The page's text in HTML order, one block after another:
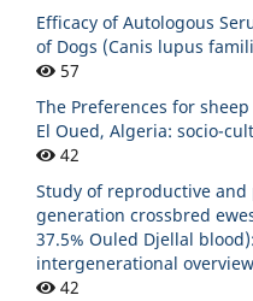
Efficacy of Autologous
of Dogs (Canis lupus
57
The Preferences for
El Oued, Algeria: socio-
42
Study of reproductive
generation crossbred
37.5% Ouled Djellal
intergenerational overview
42